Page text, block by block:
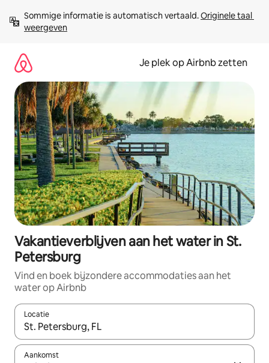
direct
naar
Sommige informatie is automatisch vertaald. Originele taal
weergeven
Je plek op Airbnb zetten
Vakantieverblijven aan het water in St.
Petersburg
Vind en boek bijzondere accommodaties aan het
water op Airbnb
Locatie
Wanneer er resultaten beschikbaar zijn, maak je een keuze
Aankomst